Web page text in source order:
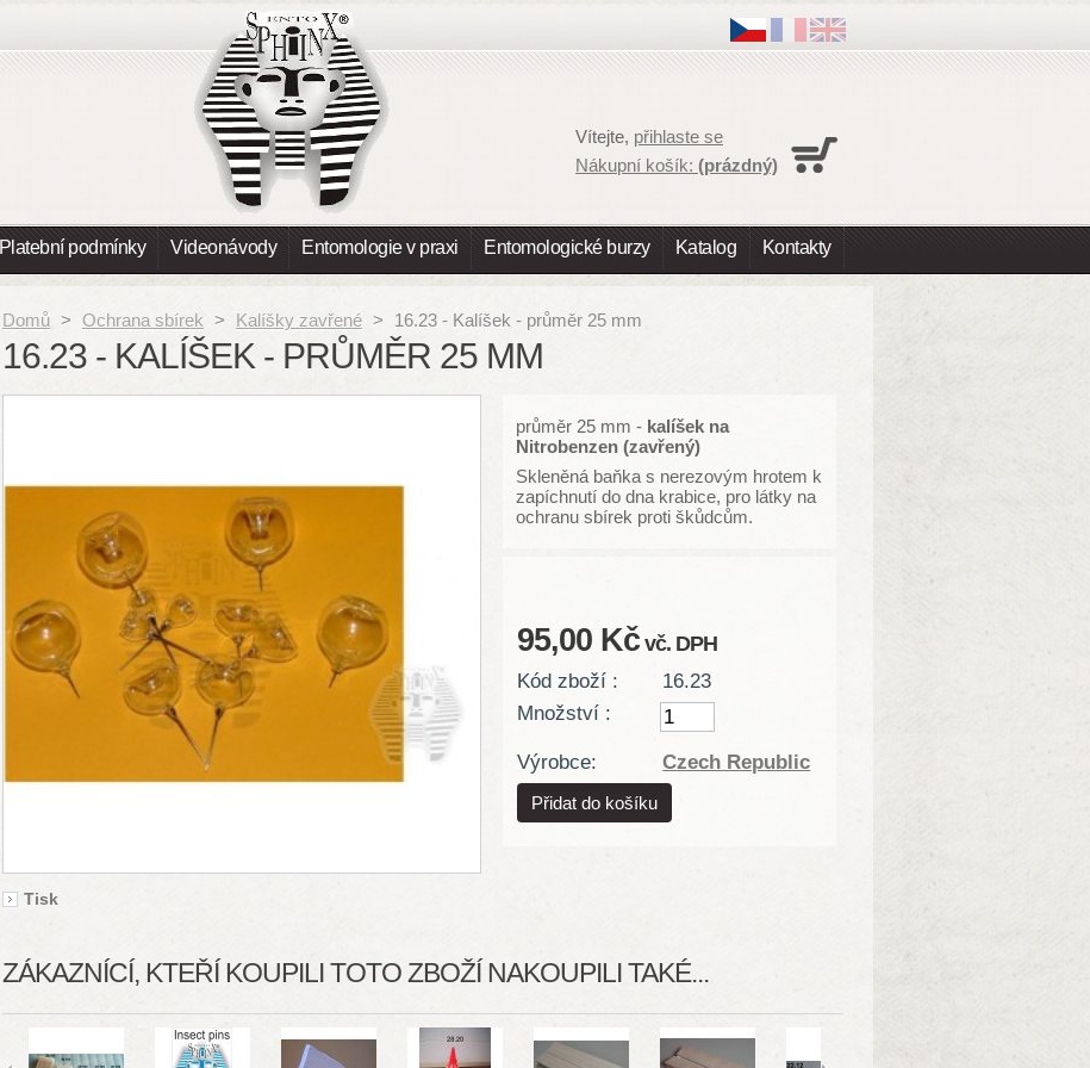
Platební podmínky Videonávody Entomologie v praxi Entomologické burzy Katalog Kontakty
Vítejte, přihlaste se
Nákupní košík: (prázdný)
Domů > Ochrana sbírek > Kalíšky zavřené > 16.23 - Kalíšek - průměr 25 mm
16.23 - KALÍŠEK - PRŮMĚR 25 MM
Tisk
průměr 25 mm - kalíšek na
Nitrobenzen (zavřený)
Skleněná baňka s nerezovým hrotem k
zapíchnutí do dna krabice, pro látky na
ochranu sbírek proti škůdcům.
95,00 Kčvč. DPH
Kód zboží :
16.23
Množství :
Výrobce: Czech Republic
ZÁKAZNÍCÍ, KTEŘÍ KOUPILI TOTO ZBOŽÍ NAKOUPILI TAKÉ...
Nákupní košík je prázdny
DPH 0,00 Kč
K úhradě 0,00 Kč
Ceny jsou s DPH